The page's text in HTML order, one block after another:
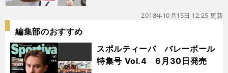
バ
2018年10月15日 12:25 更新
編集部のおすすめ
スポルティーバ バレーボール
特集号 Vol.4 6月30日発売